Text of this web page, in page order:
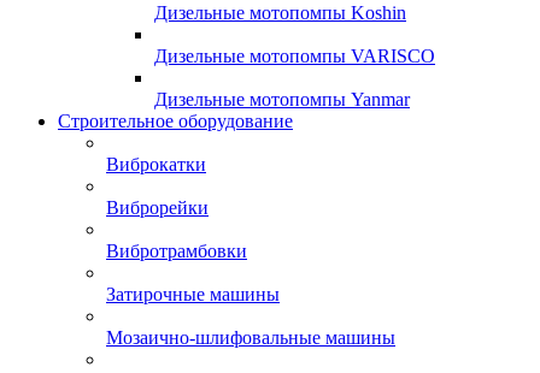
Дизельные мотопомпы Koshin
Дизельные мотопомпы VARISCO
Дизельные мотопомпы Yanmar
Строительное оборудование
Виброкатки
Виброрейки
Вибротрамбовки
Затирочные машины
Мозаично-шлифовальные машины